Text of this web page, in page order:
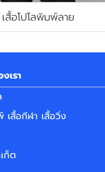
เสื้อโปโลพิมพ์ลาย
เรา
เสื้อกีฬา เสื้อวิ่ง
ก็ต